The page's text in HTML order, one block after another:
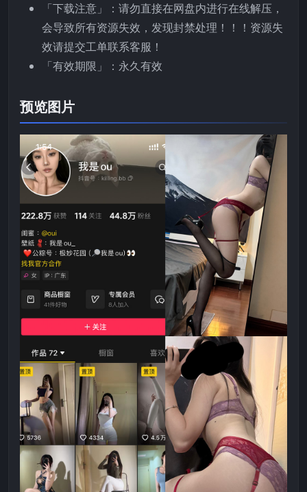
「下载注意」：请勿直接在网盘内进行在线解压，
会导致所有资源失效，发现封禁处理！！！资源失
效请提交工单联系客服！
「有效期限」：永久有效
预览图片